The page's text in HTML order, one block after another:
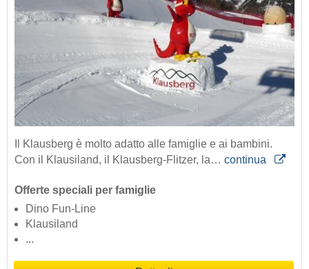
Il Klausberg è molto adatto alle famiglie e ai bambini.
Con il Klausiland, il Klausberg-Flitzer, la… continua
Offerte speciali per famiglie
Dino Fun-Line
Klausiland
...